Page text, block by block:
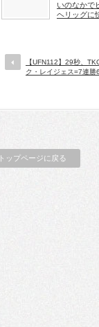
いのなかで
ヘリッグに
【UFN112】29秒、
ク・レイジェス=7連勝
トップページに戻る